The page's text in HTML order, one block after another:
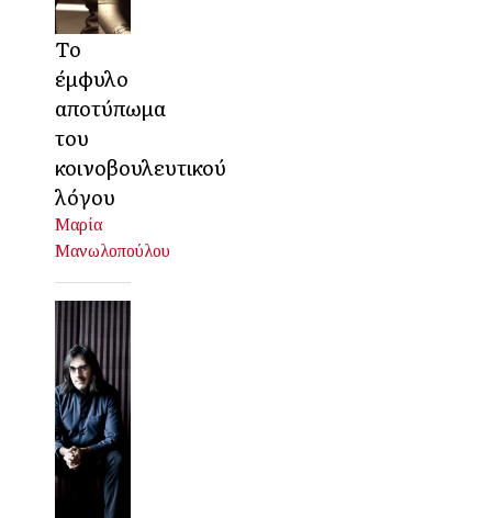
Το
έμφυλο
αποτύπωμα
του
κοινοβουλευτικού
λόγου
Μαρία
Μανωλοπούλου